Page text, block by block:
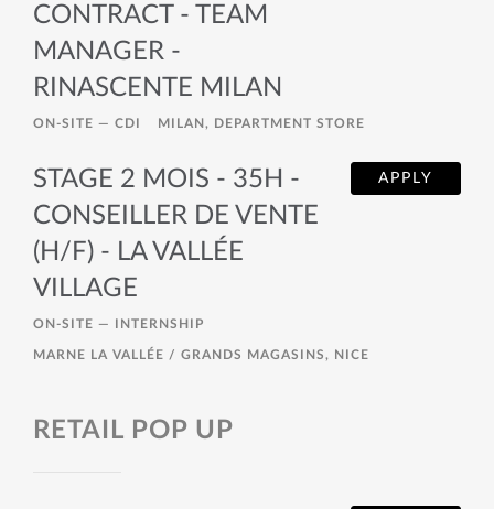
CONTRACT - TEAM
MANAGER -
RINASCENTE MILAN
ON-SITE — CDI MILAN, DEPARTMENT STORE
APPLY
STAGE 2 MOIS - 35H -
CONSEILLER DE VENTE
(H/F) - LA VALLÉE
VILLAGE
ON-SITE — INTERNSHIP
MARNE LA VALLÉE / GRANDS MAGASINS, NICE
RETAIL POP UP